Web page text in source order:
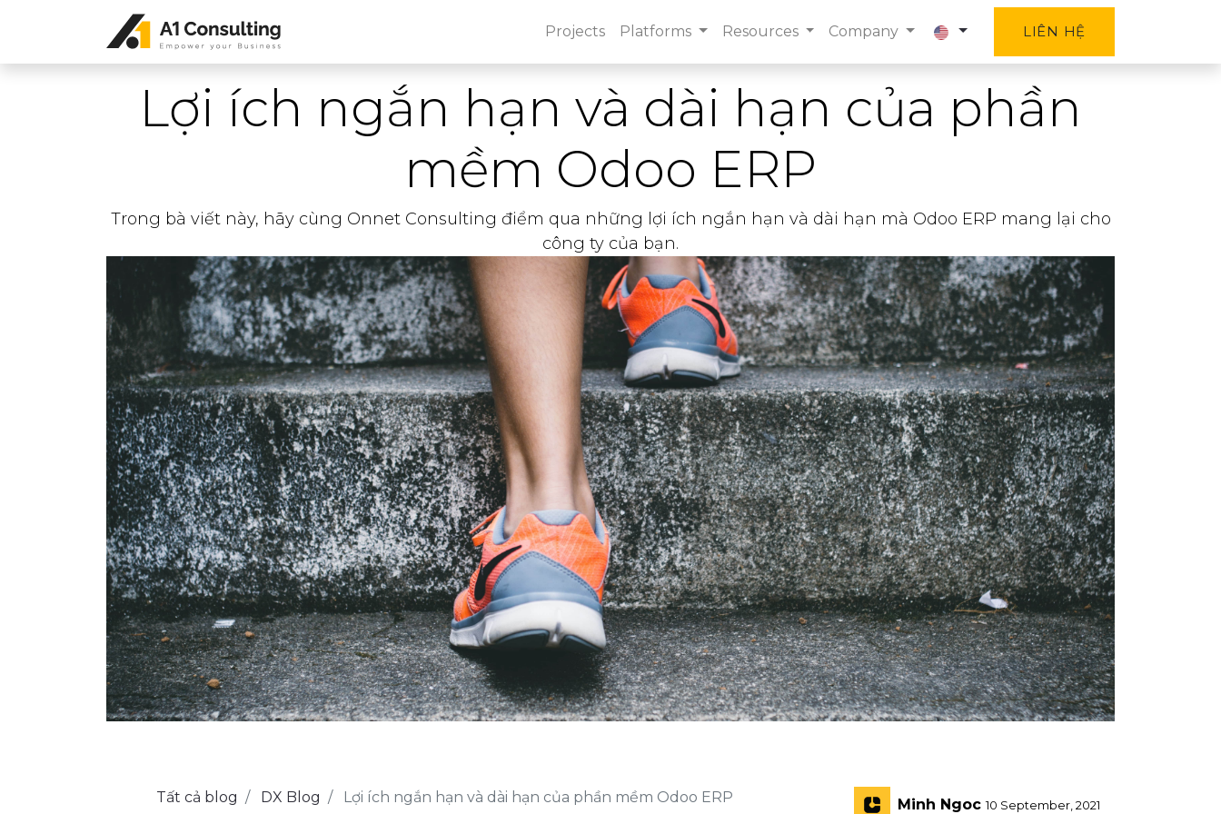
Projects Platforms Resources Company LIÊN HỆ
Lợi ích ngắn hạn và dài hạn của phần
mềm Odoo ERP
Trong bà viết này, hãy cùng Onnet Consulting điểm qua những lợi ích ngắn hạn và dài hạn mà Odoo ERP mang lại cho
công ty của bạn.
Tất cả blog DX Blog Lợi ích ngắn hạn và dài hạn của phần mềm Odoo ERP Minh Ngoc 10 September, 2021